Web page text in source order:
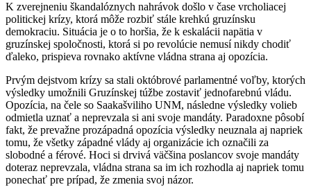
K zverejneniu škandalóznych nahrávok došlo v čase vrcholiacej
politickej krízy, ktorá môže rozbiť stále krehkú gruzínsku
demokraciu. Situácia je o to horšia, že k eskalácii napätia v
gruzínskej spoločnosti, ktorá si po revolúcie nemusí nikdy chodiť
ďaleko, prispieva rovnako aktívne vládna strana aj opozícia.
Prvým dejstvom krízy sa stali októbrové parlamentné voľby, ktorých
výsledky umožnili Gruzínskej túžbe zostaviť jednofarebnú vládu.
Opozícia, na čele so Saakašviliho UNM, následne výsledky volieb
odmietla uznať a neprevzala si ani svoje mandáty. Paradoxne pôsobí
fakt, že prevažne prozápadná opozícia výsledky neuznala aj napriek
tomu, že všetky západné vlády aj organizácie ich označili za
slobodné a férové. Hoci si drvivá väčšina poslancov svoje mandáty
doteraz neprevzala, vládna strana sa im ich rozhodla aj napriek tomu
ponechať pre prípad, že zmenia svoj názor.